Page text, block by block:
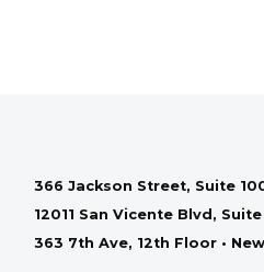
366 Jackson Street, Suite
12011 San Vicente Blvd,
363 7th Ave, 12th Floor •